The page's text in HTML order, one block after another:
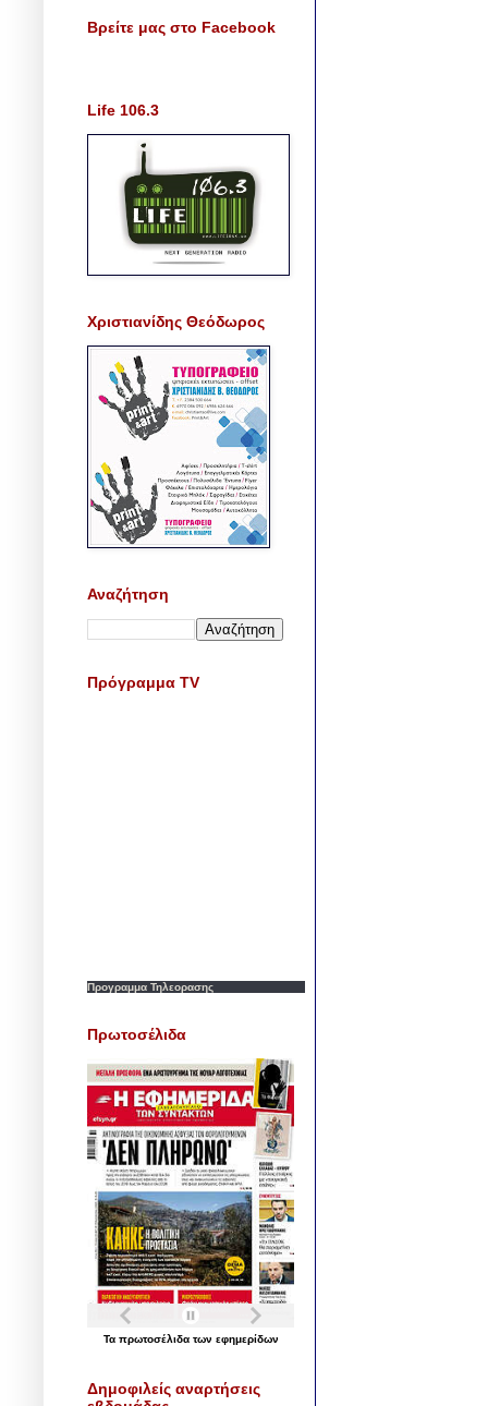
Βρείτε μας στο Facebook
Life 106.3
Χριστιανίδης Θεόδωρος
Αναζήτηση
Πρόγραμμα TV
Προγραμμα Τηλεορασης
Πρωτοσέλιδα
Τα πρωτοσέλιδα των εφημερίδων
Δημοφιλείς αναρτήσεις